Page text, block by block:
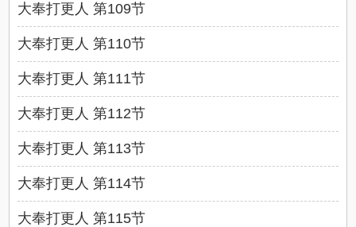
大奉打更人 第109节
大奉打更人 第110节
大奉打更人 第111节
大奉打更人 第112节
大奉打更人 第113节
大奉打更人 第114节
大奉打更人 第115节